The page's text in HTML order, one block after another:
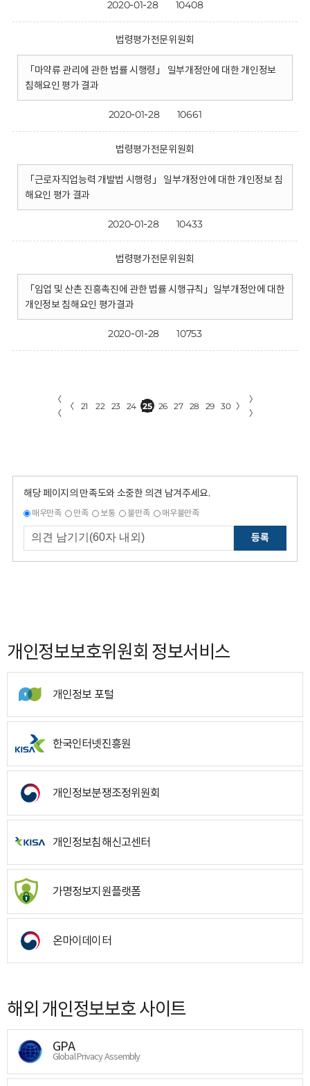
2020-01-28 10408
법령평가전문위원회
「마약류 관리에 관한 법률 시행령」 일부개정안에 대한 개인정보
침해요인 평가 결과
2020-01-28 10661
법령평가전문위원회
「근로자직업능력 개발법 시행령」 일부개정안에 대한 개인정보 침
해요인 평가 결과
2020-01-28 10433
법령평가전문위원회
「임업 및 산촌 진흥촉진에 관한 법률 시행규칙」일부개정안에 대한
개인정보 침해요인 평가결과
2020-01-28 10753
〈
〈
〈 21 22 23 24 25 26 27 28 29 30 〉
〉
〉
해당 페이지의 만족도와 소중한 의견 남겨주세요.
매우만족 만족 보통 불만족 매우불만족
등록
개인정보보호위원회 정보서비스
개인정보 포털
한국인터넷진흥원
개인정보분쟁조정위원회
개인정보침해신고센터
가명정보지원플랫폼
온마이데이터
해외 개인정보보호 사이트
GPA
Global Privacy Assembly